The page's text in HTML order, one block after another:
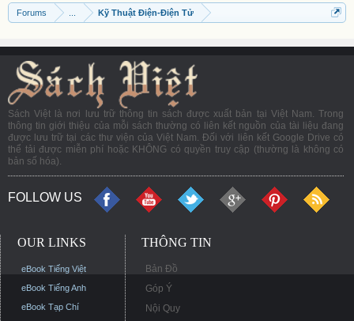
Forums Kỹ Thuật Điện-Điện Tử
Sách Việt là nơi lưu trữ thông tin sách được xuất bản tại Việt Nam. Trong
thông tin giới thiệu của mỗi sách thường có liên kết nguồn của tài liệu đang
được lưu trữ tại các thư viện của Việt Nam. Đối với liên kết Google Drive có
thể tải được miễn phí hoặc KHÔNG có quyền truy cập (thường là không có
bản số hóa).
FOLLOW US
OUR LINKS
eBook Tiếng Việt
eBook Tiếng Anh
eBook Tạp Chí
THÔNG TIN
Bản Đồ
Góp Ý
Nội Quy